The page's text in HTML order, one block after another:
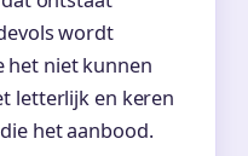
wordt
het niet kunnen
letterlijk en keren
het aanbood.